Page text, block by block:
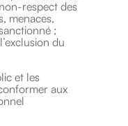
respect des
menaces,
;
du
et les
aux